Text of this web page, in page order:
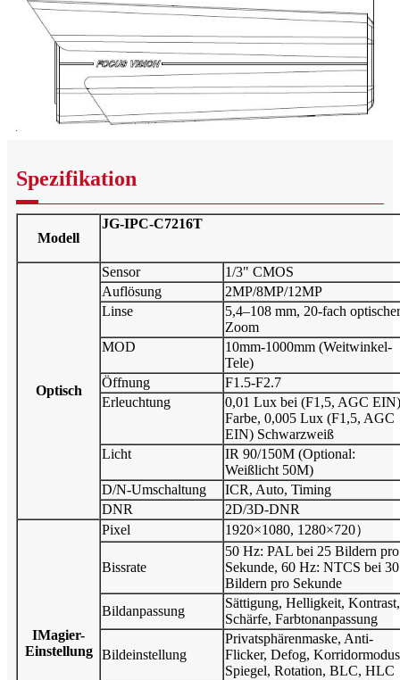
Spezifikation
Modell
JG-IPC-C7216T
Optisch
Sensor
1/3" CMOS
Auflösung
2MP/8MP/12MP
Linse
5,4–108 mm, 20-fach optischer
Zoom
MOD
10mm-1000mm (Weitwinkel-
Tele)
Öffnung
F1.5-F2.7
Erleuchtung
0,01 Lux bei (F1,5, AGC EIN)
Farbe, 0,005 Lux (F1,5, AGC
EIN) Schwarzweiß
Licht
IR 90/150M (Optional:
Weißlicht 50M)
D/N-Umschaltung
ICR, Auto, Timing
DNR
2D/3D-DNR
IMagier-
Einstellung
Pixel 1920×1080, 1280×720）
Bissrate
50 Hz: PAL bei 25 Bildern pro
Sekunde, 60 Hz: NTCS bei 30
Bildern pro Sekunde
Bildanpassung
Sättigung, Helligkeit, Kontrast,
Schärfe, Farbtonanpassung
Bildeinstellung
Privatsphärenmaske, Anti-
Flicker, Defog,
Spiegel, Rotation, BLC, HLC